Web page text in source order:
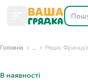
Головна ... Редис
В наявності